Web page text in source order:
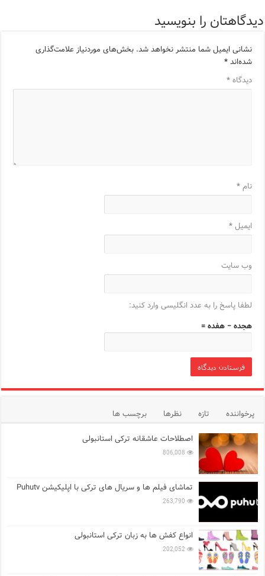
دیدگاهتان را بنویسید
نشانی ایمیل شما منتشر نخواهد شد. بخش‌های موردنیاز علامت‌گذاری
شده‌اند*
دیدگاه*
نام*
ایمیل*
وب‌ سایت
لطفا پاسخ را به عدد انگلیسی وارد کنید:
هجده − هفده =
پرخواننده تازه نظرها
برچسب ها
اصطلاحات عاشقانه ترکی استانبولی
806,008
تماشای فیلم ها و سریال های ترکی با اپلیکیشن Puhutv
263,790
انواع کفش ها به زبان ترکی استانبولی
202,052